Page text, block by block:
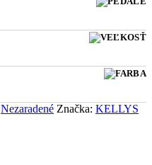
Nezaradené Značka: KELLYS